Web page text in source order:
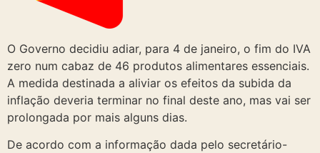
O Governo decidiu adiar, para 4 de janeiro, o fim do IVA
zero num cabaz de 46 produtos alimentares essenciais.
A medida destinada a aliviar os efeitos da subida da
inflação deveria terminar no final deste ano, mas vai ser
prolongada por mais alguns dias.
De acordo com a informação dada pelo secretário-